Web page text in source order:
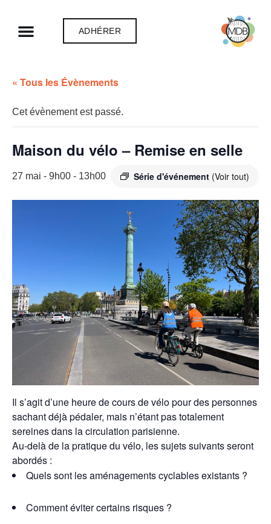
ADHÉRER
« Tous les Évènements
Cet évènement est passé.
Maison du vélo – Remise en selle
27 mai - 9h00 - 13h00 Série d'événement (Voir tout)
Il s’agit d’une heure de cours de vélo pour des personnes
sachant déjà pédaler, mais n’étant pas totalement
sereines dans la circulation parisienne.
Au-delà de la pratique du vélo, les sujets suivants seront
abordés :
Quels sont les aménagements cyclables existants ?
Comment éviter certains risques ?